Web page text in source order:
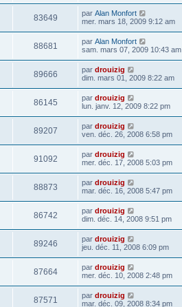
83649 par Alan Monfort
mer. mars 18, 2009 9:12 am
88681 par Alan Monfort
sam. mars 07, 2009 10:43 am
89666 par drouizig
dim. mars 01, 2009 8:22 am
86145 par drouizig
lun. janv. 12, 2009 8:22 pm
89207 par drouizig
ven. déc. 26, 2008 6:58 pm
91092 par drouizig
mer. déc. 17, 2008 5:03 pm
88873 par drouizig
mar. déc. 16, 2008 5:47 pm
86742 par drouizig
dim. déc. 14, 2008 9:51 pm
89246 par drouizig
jeu. déc. 11, 2008 6:09 pm
87664 par drouizig
mer. déc. 10, 2008 2:48 pm
87571 par drouizig
mar. déc. 09, 2008 8:34 pm